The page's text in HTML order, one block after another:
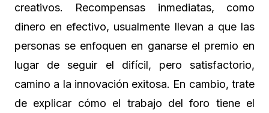
creativos. Recompensas inmediatas, como
dinero en efectivo, usualmente llevan a que las
personas se enfoquen en ganarse el premio en
lugar de seguir el difícil, pero satisfactorio,
camino a la innovación exitosa. En cambio, trate
de explicar cómo el trabajo del foro tiene el